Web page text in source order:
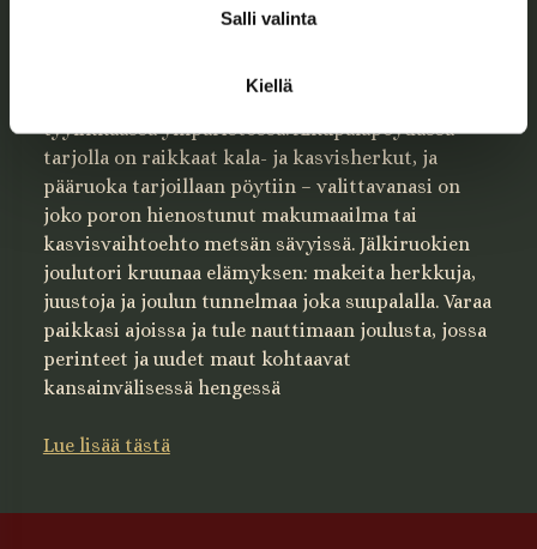
Salli valinta
Kiellä
Helsingin kansainvälisimmässä
tarjoilemme joulun parhaat maut uudella otteella,
tyylikkäässä ympäristössä. Alkupalapöydässä
tarjolla on raikkaat kala- ja kasvisherkut, ja
pääruoka tarjoillaan pöytiin – valittavanasi on
joko poron hienostunut makumaailma tai
kasvisvaihtoehto metsän sävyissä. Jälkiruokien
joulutori kruunaa elämyksen: makeita herkkuja,
juustoja ja joulun tunnelmaa joka suupalalla. Varaa
paikkasi ajoissa ja tule nauttimaan joulusta, jossa
perinteet ja uudet maut kohtaavat
kansainvälisessä hengessä
Lue lisää tästä